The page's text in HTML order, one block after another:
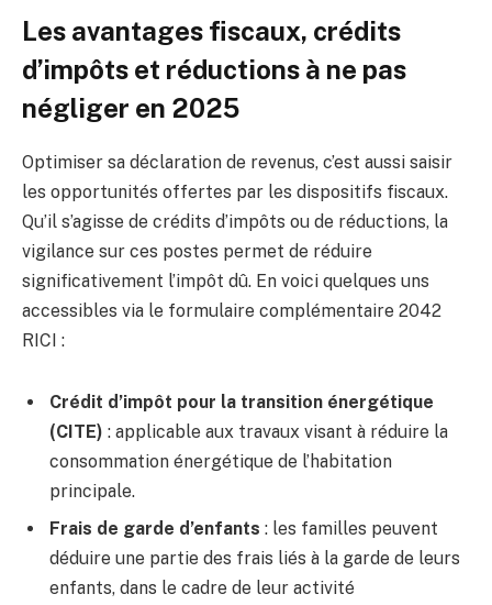
Les avantages fiscaux, crédits
d’impôts et réductions à ne pas
négliger en 2025
Optimiser sa déclaration de revenus, c’est aussi saisir
les opportunités offertes par les dispositifs fiscaux.
Qu’il s’agisse de crédits d’impôts ou de réductions, la
vigilance sur ces postes permet de réduire
significativement l’impôt dû. En voici quelques uns
accessibles via le formulaire complémentaire 2042
RICI :
Crédit d’impôt pour la transition énergétique
(CITE) : applicable aux travaux visant à réduire la
consommation énergétique de l’habitation
principale.
Frais de garde d’enfants : les familles peuvent
déduire une partie des frais liés à la garde de leurs
enfants, dans le cadre de leur activité